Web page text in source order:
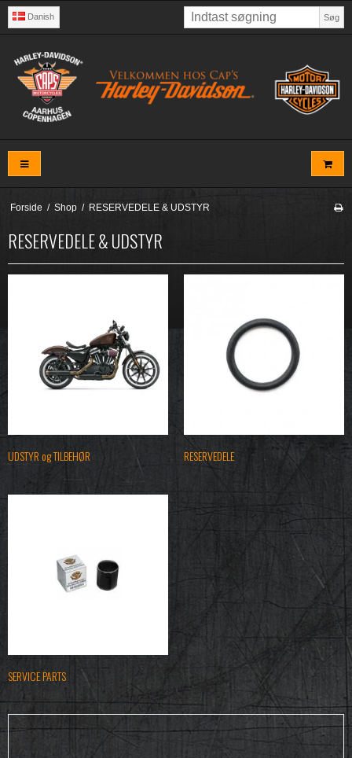
Danish Søg
Forside / Shop / RESERVEDELE & UDSTYR
RESERVEDELE & UDSTYR
UDSTYR og TILBEHØR RESERVEDELE
SERVICE PARTS